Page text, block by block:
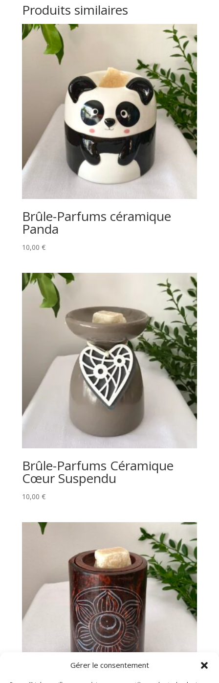
Gérer le consentement
Produits similaires
Brûle-Parfums céramique
Panda
10,00 €
Brûle-Parfums Céramique
Cœur Suspendu
10,00 €